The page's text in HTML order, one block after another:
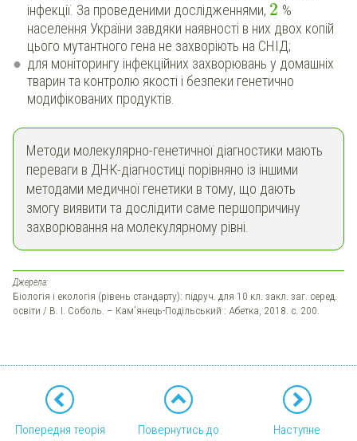
інфекції. За проведеними дослідженнями, 2 %
населення України завдяки наявності в них двох копій
цього мутантного гена не захворіють на СНІД;
для моніторингу інфекційних захворювань у домашніх
тварин та контролю якості і безпеки генетично
модифікованих продуктів.
Методи молекулярно-генетичної діагностики мають
переваги в ДНК-діагностиці порівняно із іншими
методами медичної генетики в тому, що дають
змогу виявити та дослідити саме першопричину
захворювання на молекулярному рівні.
Джерела:
Біологія і екологія (рівень стандарту): підруч. для 10 кл. закл. заг. серед.
освіти / В. І. Соболь. – Кам’янець-Подільський : Абетка, 2018. с. 200.
Попередня теорія
Повернутись до
Наступне